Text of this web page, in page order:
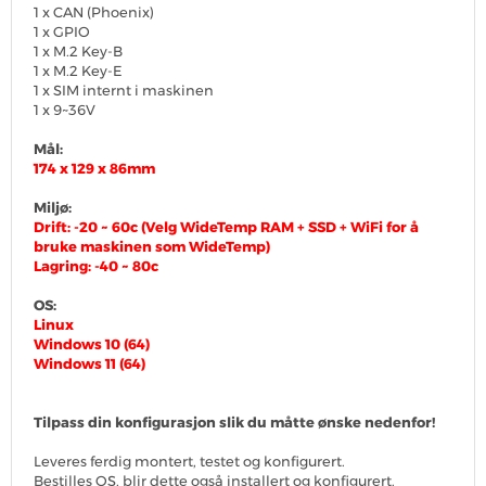
1 x CAN (Phoenix)
1 x GPIO
1 x M.2 Key-B
1 x M.2 Key-E
1 x SIM internt i maskinen
1 x 9~36V
Mål:
174 x 129 x 86mm
Miljø:
Drift: -20 ~ 60c(Velg WideTemp RAM + SSD + WiFi for å
bruke maskinen som WideTemp)
Lagring: -40 ~ 80c
OS:
Linux
Windows 10 (64)
Windows 11 (64)
Tilpass din konfigurasjon slik du måtte ønske nedenfor!
Leveres ferdig montert, testet og konfigurert.
Bestilles OS, blir dette også installert og konfigurert.